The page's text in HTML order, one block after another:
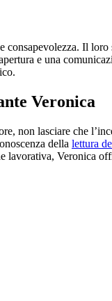
consapevolezza. Il
e una
Veronica
non lasciare che
della lettura
lavorativa, Veronica